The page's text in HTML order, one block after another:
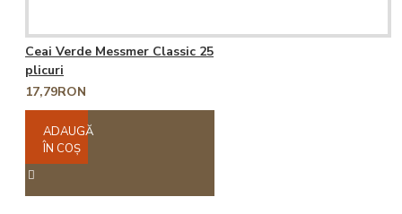
Ceai Verde Messmer Classic 25
plicuri
17,79RON
ADAUGĂ
ÎN COŞ